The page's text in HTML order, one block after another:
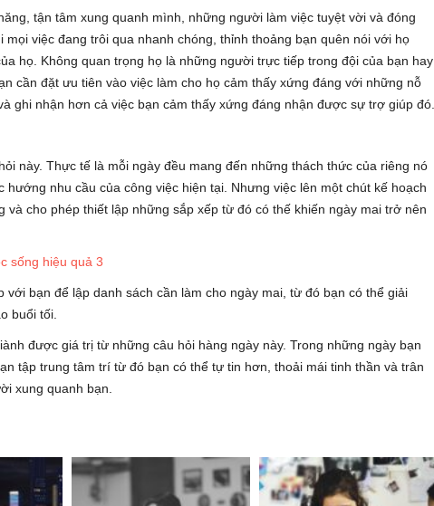
tận tâm xung quanh mình, những người làm việc tuyệt vời và đóng
việc đang trôi qua nhanh chóng, thỉnh thoảng bạn quên nói với họ
họ. Không quan trọng họ là những người trực tiếp trong đội của bạn hay
cần đặt ưu tiên vào việc làm cho họ cảm thấy xứng đáng với những nỗ
ghi nhận hơn cả việc bạn cảm thấy xứng đáng nhận được sự trợ giúp đó.
này. Thực tế là mỗi ngày đều mang đến những thách thức của riêng nó
nhu cầu của công việc hiện tại. Nhưng việc lên một chút kế hoạch
cho phép thiết lập những sắp xếp từ đó có thế khiến ngày mai trở nên
bạn để lập danh sách cần làm cho ngày mai, từ đó bạn có thể giải
buổi tối.
được giá trị từ những câu hỏi hàng ngày này. Trong những ngày bạn
tập trung tâm trí từ đó bạn có thể tự tin hơn, thoải mái tinh thần và trân
xung quanh bạn.